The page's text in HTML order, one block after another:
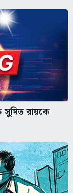
রায়কে